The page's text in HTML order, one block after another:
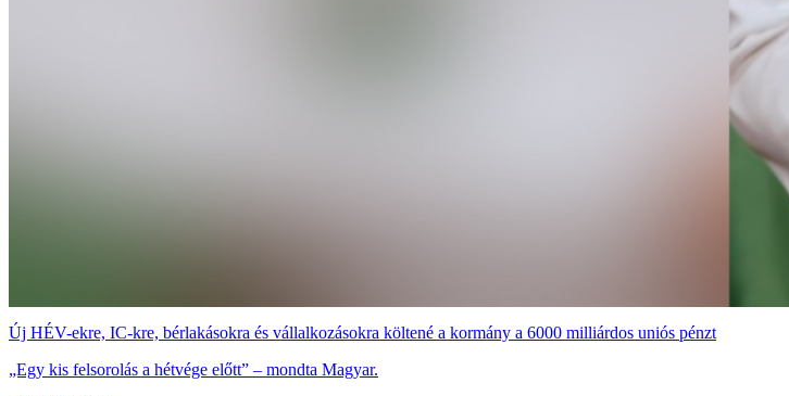
Új HÉV-ekre, IC-kre, bérlakásokra és vállalkozásokra költené a kormány a 6000 milliárdos uniós pénzt
„Egy kis felsorolás a hétvége előtt” – mondta Magyar.